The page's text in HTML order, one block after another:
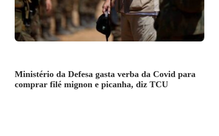
Ministério da Defesa gasta verba da Covid para
comprar filé mignon e picanha, diz TCU